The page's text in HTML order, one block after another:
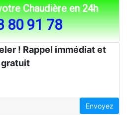
Chaudière en 24h
80 91 78
! Rappel immédiat et
gratuit
Envoyez